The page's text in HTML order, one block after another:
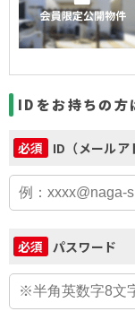
IDをお持ちの方
必須 ID（メールア
必須 パスワード